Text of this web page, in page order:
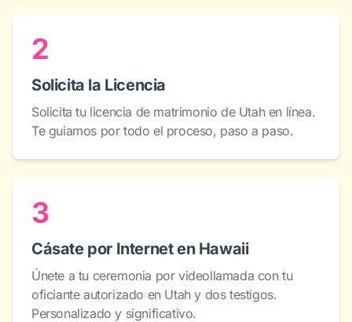
2
Solicita la Licencia
Solicita tu licencia de matrimonio de Utah en línea.
Te guiamos por todo el proceso, paso a paso.
3
Cásate por Internet en Hawaii
Únete a tu ceremonia por videollamada con tu
oficiante autorizado en Utah y dos testigos.
Personalizado y significativo.